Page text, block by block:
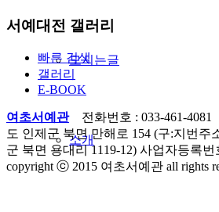
모시는글
소개
서예대전 갤러리
빠른 검색
갤러리
E-BOOK
여초서예관전화번호 : 033-461-4081
도 인제군 북면 만해로 154 (구:지번주
군 북면 용대리 1119-12) 사업자등록
copyright ⓒ 2015 여초서예관 all rights